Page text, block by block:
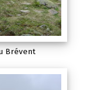
Brévent